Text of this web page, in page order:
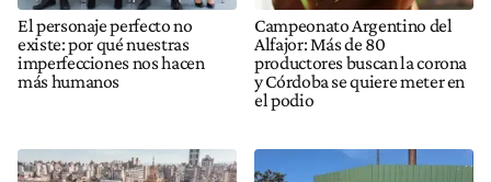
El personaje perfecto no
existe: por qué nuestras
imperfecciones nos hacen
más humanos
Campeonato Argentino del
Alfajor: Más de 80
productores buscan la corona
y Córdoba se quiere meter en
el podio